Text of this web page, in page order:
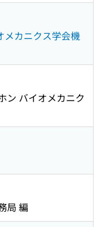
メカニクス学会機
ン バイオメカニク
局 編